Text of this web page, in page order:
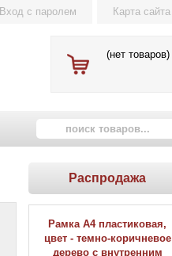
(нет товаров)
Вход с паролем Карта сайта
Распродажа
Рамка А4 пластиковая,
цвет - темно-коричневое
дерево с внутренним